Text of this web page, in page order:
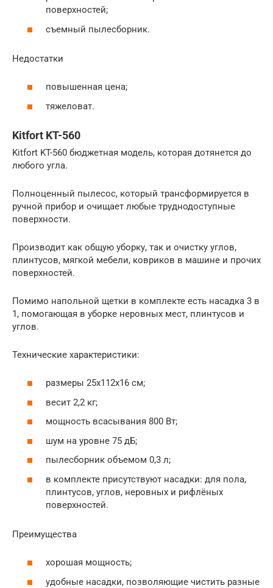
поверхностей;
съемный пылесборник.
Недостатки
повышенная цена;
тяжеловат.
Kitfort KT-560
Kitfort KT-560 бюджетная модель, которая дотянется до
любого угла.
Полноценный пылесос, который трансформируется в
ручной прибор и очищает любые труднодоступные
поверхности.
Производит как общую уборку, так и очистку углов,
плинтусов, мягкой мебели, ковриков в машине и прочих
поверхностей.
Помимо напольной щетки в комплекте есть насадка 3 в
1, помогающая в уборке неровных мест, плинтусов и
углов.
Технические характеристики:
размеры 25x112x16 см;
весит 2,2 кг;
мощность всасывания 800 Вт;
шум на уровне 75 дБ;
пылесборник объемом 0,3 л;
в комплекте присутствуют насадки: для пола,
плинтусов, углов, неровных и рифлёных
поверхностей.
Преимущества
хорошая мощность;
удобные насадки, позволяющие чистить разные